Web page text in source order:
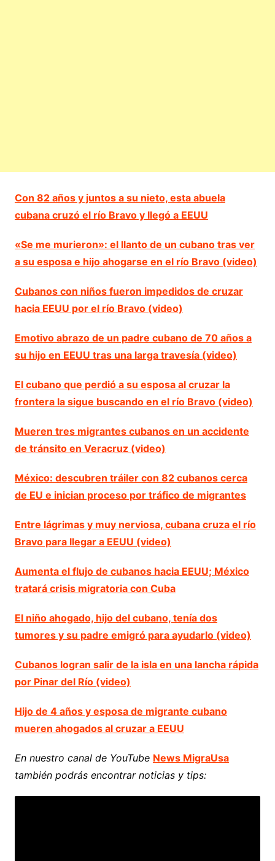
Con 82 años y juntos a su nieto, esta abuela
cubana cruzó el río Bravo y llegó a EEUU
«Se me murieron»: el llanto de un cubano tras ver
a su esposa e hijo ahogarse en el río Bravo (video)
Cubanos con niños fueron impedidos de cruzar
hacia EEUU por el río Bravo (video)
Emotivo abrazo de un padre cubano de 70 años a
su hijo en EEUU tras una larga travesía (video)
El cubano que perdió a su esposa al cruzar la
frontera la sigue buscando en el río Bravo (video)
Mueren tres migrantes cubanos en un accidente
de tránsito en Veracruz (video)
México: descubren tráiler con 82 cubanos cerca
de EU e inician proceso por tráfico de migrantes
Entre lágrimas y muy nerviosa, cubana cruza el río
Bravo para llegar a EEUU (video)
Aumenta el flujo de cubanos hacia EEUU; México
tratará crisis migratoria con Cuba
El niño ahogado, hijo del cubano, tenía dos
tumores y su padre emigró para ayudarlo (video)
Cubanos logran salir de la isla en una lancha rápida
por Pinar del Río (video)
Hijo de 4 años y esposa de migrante cubano
mueren ahogados al cruzar a EEUU
En nuestro canal de YouTube News MigraUsa
también podrás encontrar noticias y tips: